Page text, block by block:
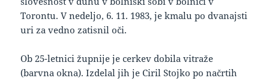
Torontu. V nedeljo, 6. 11. 1983, je kmalu po dvanajsti
uri za vedno zatisnil oči.
Ob 25-letnici župnije je cerkev dobila vitraže
(barvna okna). Izdelal jih je Ciril Stojko po načrtih